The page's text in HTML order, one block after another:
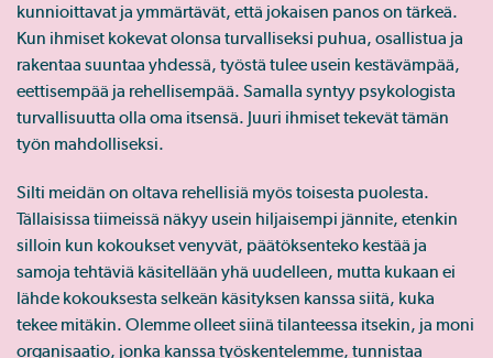
kunnioittavat ja ymmärtävät, että jokaisen panos on tärkeä.
Kun ihmiset kokevat olonsa turvalliseksi puhua, osallistua ja
rakentaa suuntaa yhdessä, työstä tulee usein kestävämpää,
eettisempää ja rehellisempää. Samalla syntyy psykologista
turvallisuutta olla oma itsensä. Juuri ihmiset tekevät tämän
työn mahdolliseksi.
Silti meidän on oltava rehellisiä myös toisesta puolesta.
Tällaisissa tiimeissä näkyy usein hiljaisempi jännite, etenkin
silloin kun kokoukset venyvät, päätöksenteko kestää ja
samoja tehtäviä käsitellään yhä uudelleen, mutta kukaan ei
lähde kokouksesta selkeän käsityksen kanssa siitä, kuka
tekee mitäkin. Olemme olleet siinä tilanteessa itsekin, ja moni
organisaatio, jonka kanssa työskentelemme, tunnistaa